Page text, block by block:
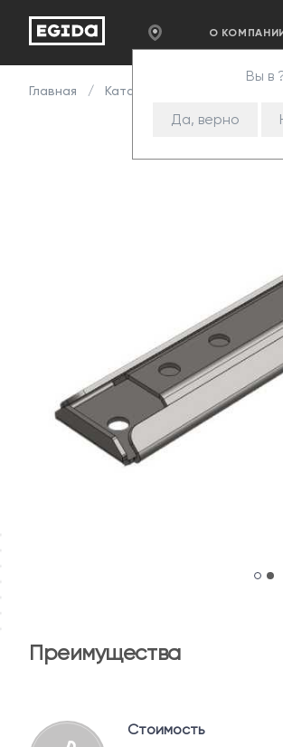
Вы в
Да, верно
О
Главная Каталог
Преимущества
Стоимость